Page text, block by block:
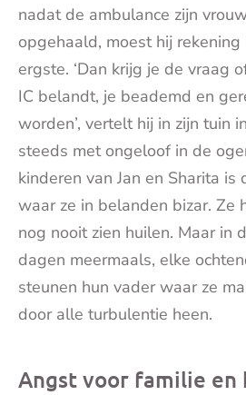
nadat de ambulance zijn
opgehaald, moest hij
ergste. ‘Dan krijg je de vraag
IC belandt, je beademd en
worden’, vertelt hij in zijn tuin
steeds met ongeloof in de
kinderen van Jan en Sharita is
waar ze in belanden bizar. Ze
nog nooit zien huilen. Maar in
dagen meermaals, elke
steunen hun vader waar ze
door alle turbulentie heen.
Angst voor familie